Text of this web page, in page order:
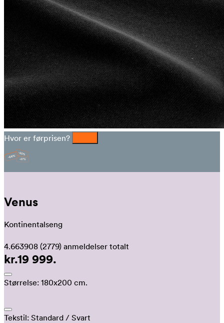
Hvor er førprisen?
Venus
Kontinentalseng
4.663908 (2779) anmeldelser totalt
kr.19 999.
Størrelse: 180x200 cm.
Tekstil: Standard / Svart